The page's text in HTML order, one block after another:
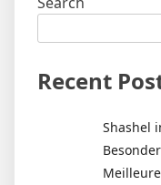
Recent
Shashel